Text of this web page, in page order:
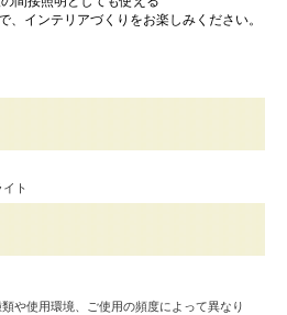
、インテリアづくりをお楽しみください。
ト
や使用環境、ご使用の頻度によって異なり